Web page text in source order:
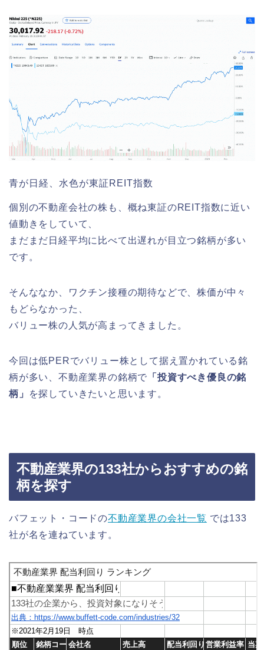
青が日経、水色が東証REIT指数
個別の不動産会社の株も、概ね東証のREIT指数に近い
値動きをしていて、
まだまだ日経平均に比べて出遅れが目立つ銘柄が多い
です。
そんななか、ワクチン接種の期待などで、株価が中々
もどらなかった、
バリュー株の人気が高まってきました。
今回は低PERでバリュー株として据え置かれている銘
柄が多い、不動産業界の銘柄で 「投資すべき優良の銘
柄」
を探していきたいと思います。
不動産業界の133社からおすすめの銘
柄を探す
バフェット・コードの不動産業界の会社一覧 では133
社が名を連ねています。